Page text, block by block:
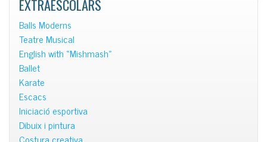
EXTRAESCOLARS
Balls Moderns
Teatre Musical
English with «Mishmash»
Ballet
Karate
Escacs
Iniciació esportiva
Dibuix i pintura